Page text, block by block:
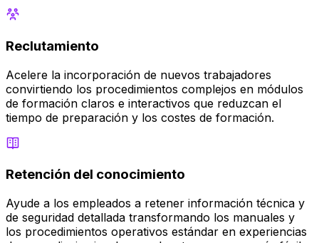
Reclutamiento
Acelere la incorporación de nuevos trabajadores
convirtiendo los procedimientos complejos en módulos
de formación claros e interactivos que reduzcan el
tiempo de preparación y los costes de formación.
Retención del conocimiento
Ayude a los empleados a retener información técnica y
de seguridad detallada transformando los manuales y
los procedimientos operativos estándar en experiencias